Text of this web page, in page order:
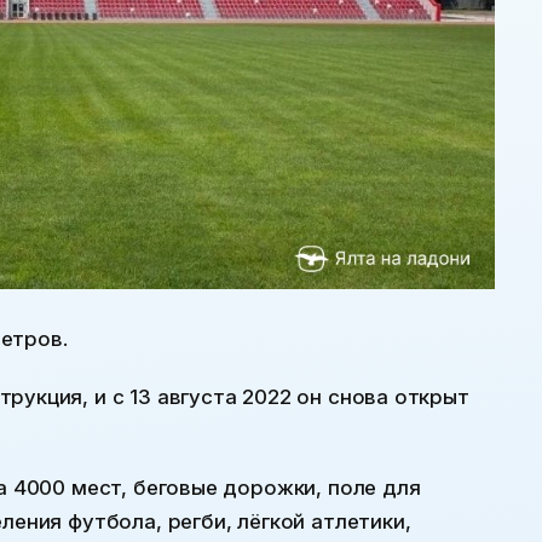
и с 13 августа 2022 он снова открыт
4000 мест, беговые дорожки, поле для
футбола, регби, лёгкой атлетики,